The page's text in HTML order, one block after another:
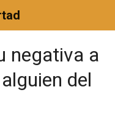
negativa a
del